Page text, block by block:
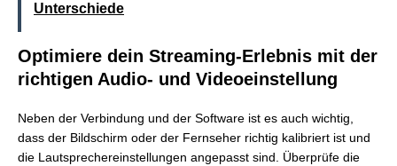
Unterschiede
Optimiere dein Streaming-Erlebnis mit der
richtigen Audio- und Videoeinstellung
Neben der Verbindung und der Software ist es auch wichtig,
dass der Bildschirm oder der Fernseher richtig kalibriert ist und
die Lautsprechereinstellungen angepasst sind. Überprüfe die